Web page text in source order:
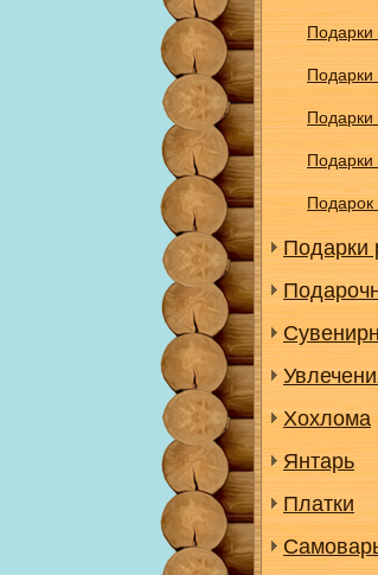
Подарки
Подарки
Подарки
Подарки
Подарок
Подарки
Хохлома
Янтарь
Платки